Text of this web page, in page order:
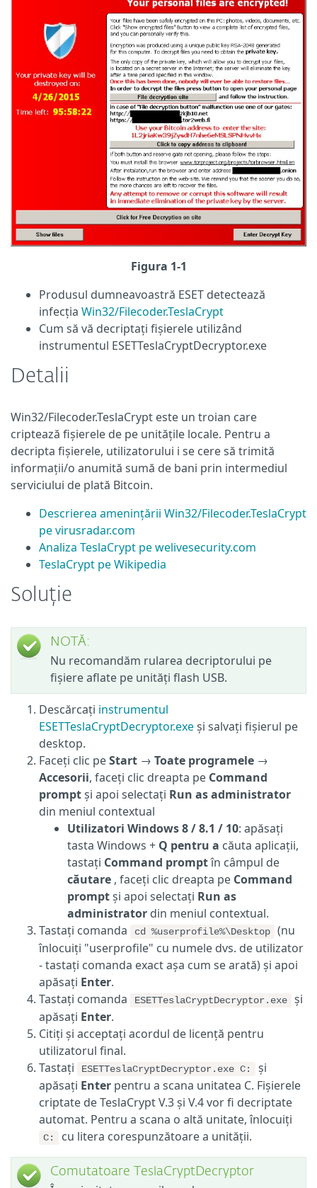
Figura 1-1
Produsul dumneavoastră ESET detectează
infecția Win32/Filecoder.TeslaCrypt
Cum să vă decriptați fișierele utilizând
instrumentul ESETTeslaCryptDecryptor.exe
Detalii
Win32/Filecoder.TeslaCrypt este un troian care
criptează fișierele de pe unitățile locale. Pentru a
decripta fișierele, utilizatorului i se cere să trimită
informații/o anumită sumă de bani prin intermediul
serviciului de plată Bitcoin.
Descrierea amenințării Win32/Filecoder.TeslaCrypt
pe virusradar.com
Analiza TeslaCrypt pe welivesecurity.com
TeslaCrypt pe Wikipedia
Soluție
NOTĂ:
Nu recomandăm rularea decriptorului pe
fișiere aflate pe unități flash USB.
Descărcați instrumentul
ESETTeslaCryptDecryptor.exeși salvați fișierul pe
desktop.
Faceți clic peStart → Toate programele →
Accesorii, faceți clic dreapta pe Command
promptși apoi selectați Run as administrator
din meniul contextual
Utilizatori Windows 8 / 8.1 / 10: apăsați
tasta Windows + Q pentru a căuta aplicații,
tastați Command promptîn câmpul de
căutare , faceți clic dreapta pe Command
promptși apoi selectați Run as
administrator din meniul contextual.
Tastați comanda
cd %userprofile%\Desktop
(nu
înlocuiți "userprofile" cu numele dvs. de utilizator
- tastați comanda exact așa cum se arată) și apoi
apăsați Enter.
Tastați comanda
ESETTeslaCryptDecryptor.exe
și
apăsați Enter.
Citiți și acceptați acordul de licență pentru
utilizatorul final.
Tastați
ESETTeslaCryptDecryptor.exe C:
și
apăsați Enter pentru a scana unitatea C. Fișierele
criptate de TeslaCrypt V.3 și V.4 vor fi decriptate
automat. Pentru a scana o altă unitate, înlocuiți
C: cu litera corespunzătoare a unității.
Comutatoare TeslaCryptDecryptor